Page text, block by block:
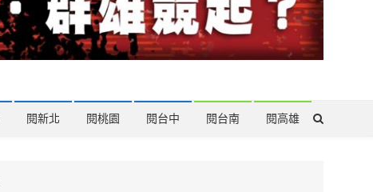
閱新北 閱桃園 閱台中 閱台南 閱高雄